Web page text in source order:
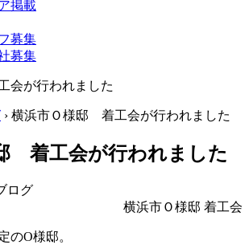
掲載
募集
募集
会が行われました
› 横浜市Ｏ様邸 着工会が行われました
着工会が行われました
ログ
横浜市Ｏ様邸 着工会
のO様邸。